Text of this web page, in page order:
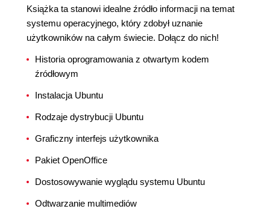
Książka ta stanowi idealne źródło informacji na temat
systemu operacyjnego, który zdobył uznanie
użytkowników na całym świecie. Dołącz do nich!
Historia oprogramowania z otwartym kodem
źródłowym
Instalacja Ubuntu
Rodzaje dystrybucji Ubuntu
Graficzny interfejs użytkownika
Pakiet OpenOffice
Dostosowywanie wyglądu systemu Ubuntu
Odtwarzanie multimediów